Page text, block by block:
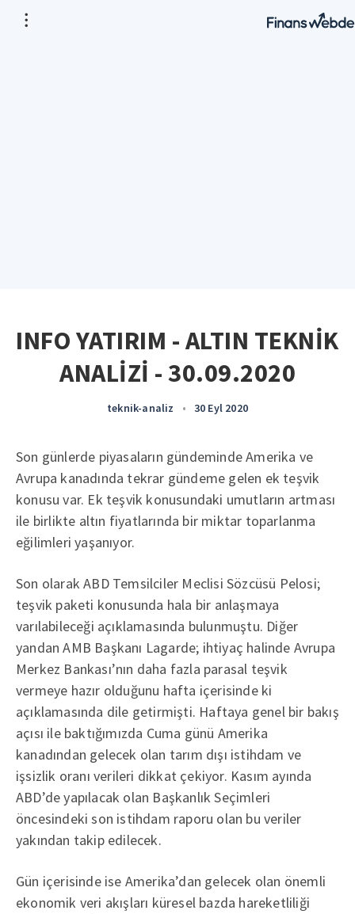
INFO YATIRIM - ALTIN TEKNİK
ANALİZİ - 30.09.2020
teknik-analiz • 30 Eyl 2020
Son günlerde piyasaların gündeminde Amerika ve
Avrupa kanadında tekrar gündeme gelen ek teşvik
konusu var. Ek teşvik konusundaki umutların artması
ile birlikte altın fiyatlarında bir miktar toparlanma
eğilimleri yaşanıyor.
Son olarak ABD Temsilciler Meclisi Sözcüsü Pelosi;
teşvik paketi konusunda hala bir anlaşmaya
varılabileceği açıklamasında bulunmuştu. Diğer
yandan AMB Başkanı Lagarde; ihtiyaç halinde Avrupa
Merkez Bankası’nın daha fazla parasal teşvik
vermeye hazır olduğunu hafta içerisinde ki
açıklamasında dile getirmişti. Haftaya genel bir bakış
açısı ile baktığımızda Cuma günü Amerika
kanadından gelecek olan tarım dışı istihdam ve
işsizlik oranı verileri dikkat çekiyor. Kasım ayında
ABD’de yapılacak olan Başkanlık Seçimleri
öncesindeki son istihdam raporu olan bu veriler
yakından takip edilecek.
Gün içerisinde ise Amerika’dan gelecek olan önemli
ekonomik veri akışları küresel bazda hareketliliği